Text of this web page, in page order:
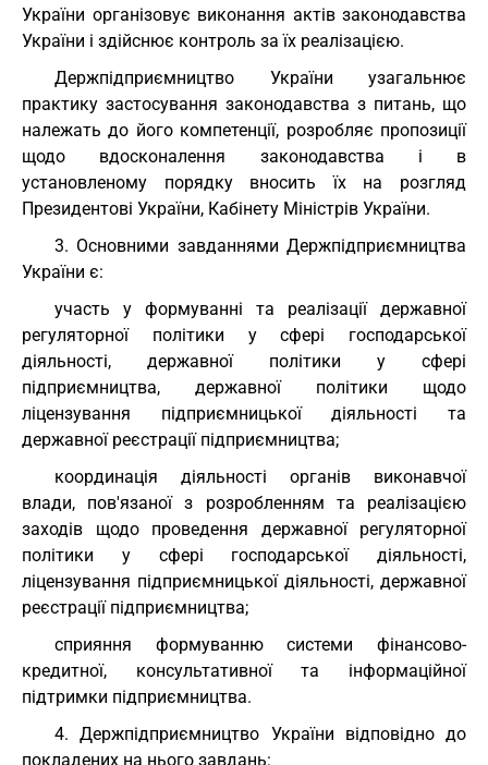
України організовує виконання актів законодавства
України і здійснює контроль за їх реалізацією.
Держпідприємництво України узагальнює
практику застосування законодавства з питань, що
належать до його компетенції, розробляє пропозиції
щодо вдосконалення законодавства і в
установленому порядку вносить їх на розгляд
Президентові України, Кабінету Міністрів України.
3. Основними завданнями Держпідприємництва
України є:
участь у формуванні та реалізації державної
регуляторної політики у сфері господарської
діяльності, державної політики у сфері
підприємництва, державної політики щодо
ліцензування підприємницької діяльності та
державної реєстрації підприємництва;
координація діяльності органів виконавчої
влади, пов'язаної з розробленням та реалізацією
заходів щодо проведення державної регуляторної
політики у сфері господарської діяльності,
ліцензування підприємницької діяльності, державної
реєстрації підприємництва;
сприяння формуванню системи фінансово-
кредитної, консультативної та інформаційної
підтримки підприємництва.
4. Держпідприємництво України відповідно до
покладених на нього завдань: